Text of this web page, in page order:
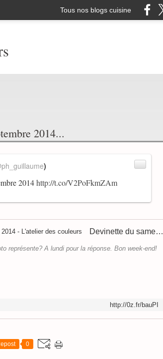
Tous nos blogs cuisine
2014...
2014http://t.co/V2PoFkmZAm
)
Devinette du samedi 20 septembre 2014 - L'atelier des couleurs
représente? A lundi pour la réponse. Bon week-end!
http://0z.fr/bauPI
0